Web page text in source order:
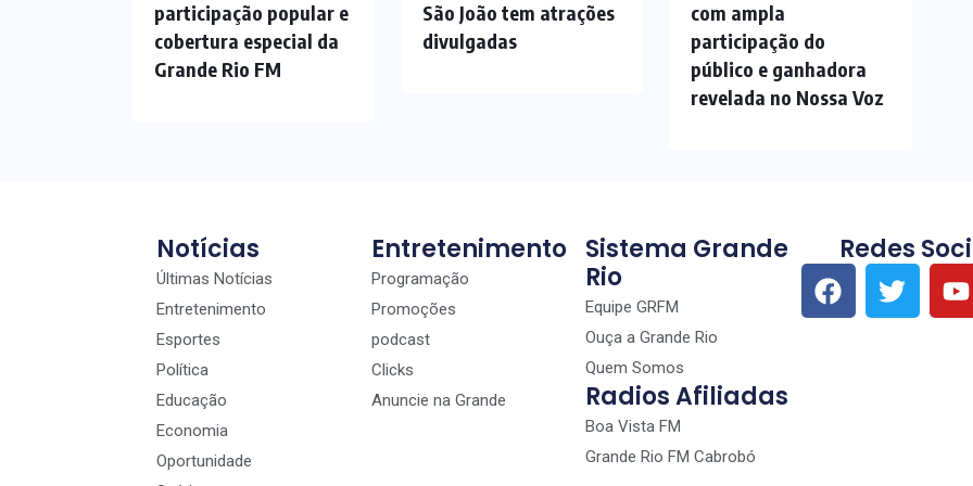
participação popular e
cobertura especial da
Grande Rio FM
São João tem atrações
divulgadas
com ampla
participação do
público e ganhadora
revelada no Nossa Voz
Notícias
Últimas Notícias
Entretenimento
Esportes
Política
Educação
Economia
Oportunidade
Entretenimento
Programação
Promoções
podcast
Clicks
Anuncie na Grande
Sistema Grande
Rio
Equipe GRFM
Ouça a Grande Rio
Quem Somos
Radios Afiliadas
Boa Vista FM
Grande Rio FM Cabrobó
Redes